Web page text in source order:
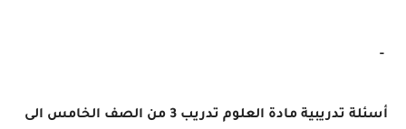
-
أسئلة تدريبية مادة العلوم تدريب 3 من الصف الخامس الى